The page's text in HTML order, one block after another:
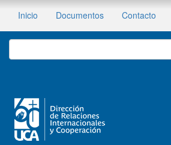
Inicio Documentos Contacto